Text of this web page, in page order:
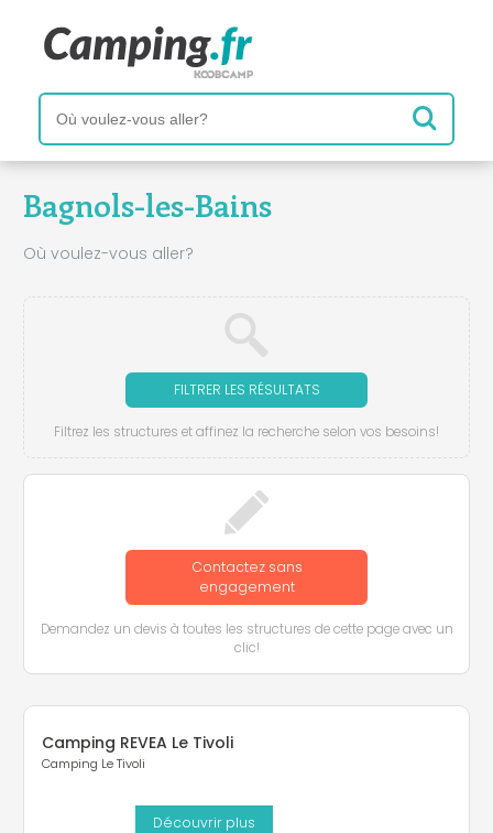
Bagnols-les-Bains
Où voulez-vous aller?
FILTRER LES RÉSULTATS
Filtrez les structures et affinez la recherche selon vos besoins!
Contactez sans
engagement
Demandez un devis à toutes les structures de cette page avec un
clic!
Camping REVEA Le Tivoli
Camping Le Tivoli
Découvrir plus